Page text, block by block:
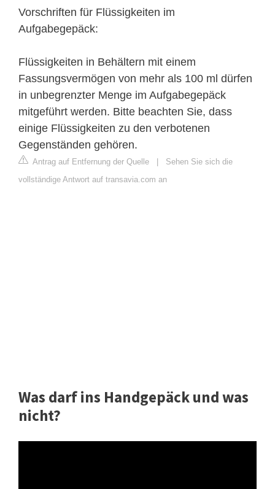
Vorschriften für Flüssigkeiten im
Aufgabegepäck:
Flüssigkeiten in Behältern mit einem
Fassungsvermögen von mehr als 100 ml dürfen
in unbegrenzter Menge im Aufgabegepäck
mitgeführt werden. Bitte beachten Sie, dass
einige Flüssigkeiten zu den verbotenen
Gegenständen gehören.
Antrag auf Entfernung der Quelle
Sehen Sie sich die
vollständige Antwort auf transavia.com an
Was darf ins Handgepäck und was
nicht?